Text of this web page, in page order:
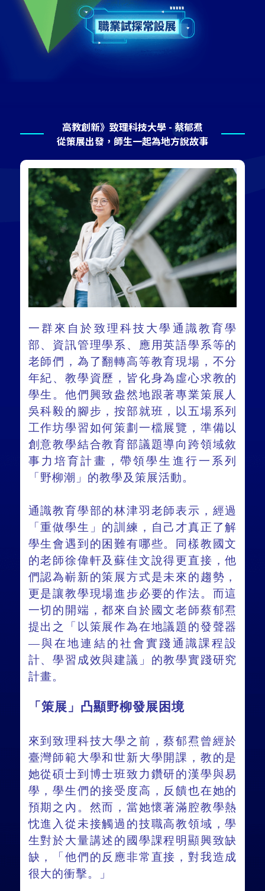
高教創新》致理科技大學 - 蔡郁焄
從策展出發，師生一起為地方說故事
一群來自於致理科技大學通識教育學
部、資訊管理學系、應用英語學系等的
老師們，為了翻轉高等教育現場，不分
年紀、教學資歷，皆化身為虛心求教的
學生。他們興致盎然地跟著專業策展人
吳科毅的腳步，按部就班，以五場系列
工作坊學習如何策劃一檔展覽，準備以
創意教學結合教育部議題導向跨領域敘
事力培育計畫，帶領學生進行一系列
「野柳潮」的教學及策展活動。
通識教育學部的林津羽老師表示，經過
「重做學生」的訓練，自己才真正了解
學生會遇到的困難有哪些。同樣教國文
的老師徐偉軒及蘇佳文說得更直接，他
們認為嶄新的策展方式是未來的趨勢，
更是讓教學現場進步必要的作法。而這
一切的開端，都來自於國文老師蔡郁焄
提出之「以策展作為在地議題的發聲器
—與在地連結的社會實踐通識課程設
計、學習成效與建議」的教學實踐研究
計畫。
「策展」凸顯野柳發展困境
來到致理科技大學之前，蔡郁焄曾經於
臺灣師範大學和世新大學開課，教的是
她從碩士到博士班致力鑽研的漢學與易
學，學生們的接受度高，反饋也在她的
預期之內。然而，當她懷著滿腔教學熱
忱進入從未接觸過的技職高教領域，學
生對於大量講述的國學課程明顯興致缺
缺，「他們的反應非常直接，對我造成
很大的衝擊。」